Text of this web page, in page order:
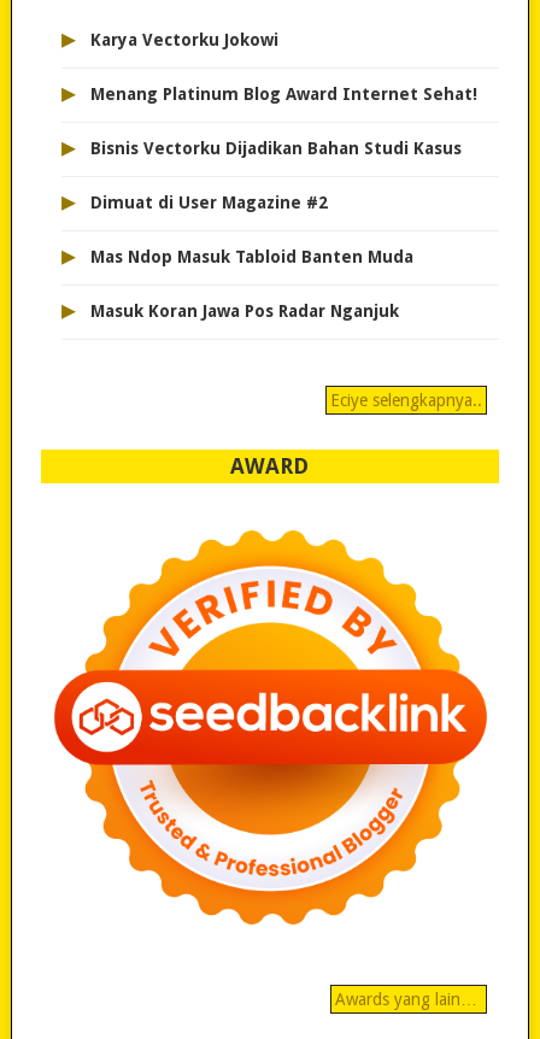
▸ Karya Vectorku Jokowi
▸ Menang Platinum Blog Award Internet Sehat!
▸ Bisnis Vectorku Dijadikan Bahan Studi Kasus
▸ Dimuat di User Magazine #2
▸ Mas Ndop Masuk Tabloid Banten Muda
▸ Masuk Koran Jawa Pos Radar Nganjuk
Eciye selengkapnya..
AWARD
Awards yang lain…